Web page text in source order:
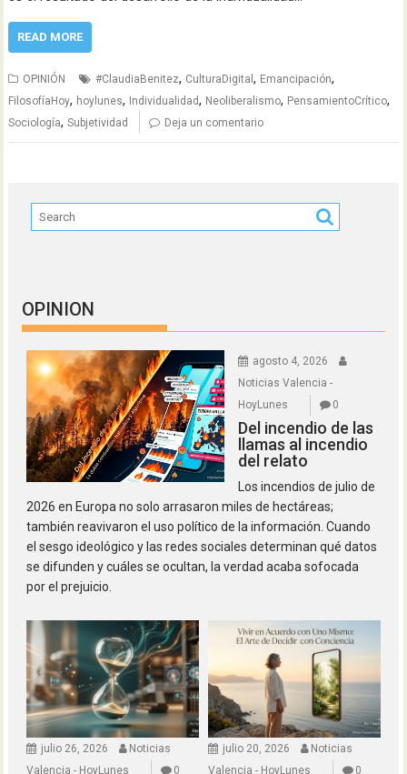
READ MORE
OPINIÓN #ClaudiaBenitez, CulturaDigital, Emancipación,
FilosofíaHoy, hoylunes, Individualidad, Neoliberalismo, PensamientoCrítico,
Sociología,Subjetividad Deja un comentario
OPINION
agosto 4, 2026
Noticias Valencia -
HoyLunes
0
Del incendio de las
llamas al incendio
del relato
Los incendios de julio de
2026 en Europa no solo arrasaron miles de hectáreas;
también reavivaron el uso político de la información. Cuando
el sesgo ideológico y las redes sociales determinan qué datos
se difunden y cuáles se ocultan, la verdad acaba sofocada
por el prejuicio.
julio 26, 2026
Noticias
Valencia - HoyLunes
0
julio 20, 2026
Noticias
Valencia - HoyLunes
0